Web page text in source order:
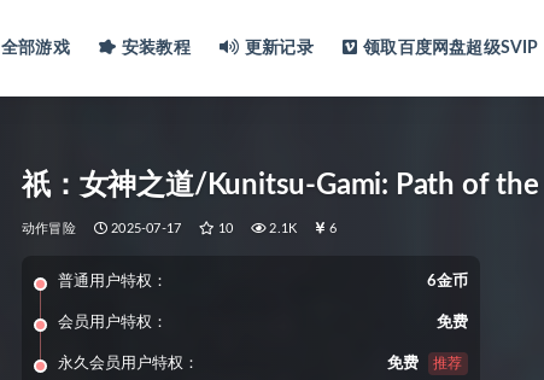
全部游戏 安装教程 更新记录 领取百度网盘超级SVIP
祇：女神之道/Kunitsu-Gami: Path of the
动作冒险 2025-07-17 10 2.1K 6
普通用户特权： 6金币
会员用户特权： 免费
永久会员用户特权： 免费 推荐